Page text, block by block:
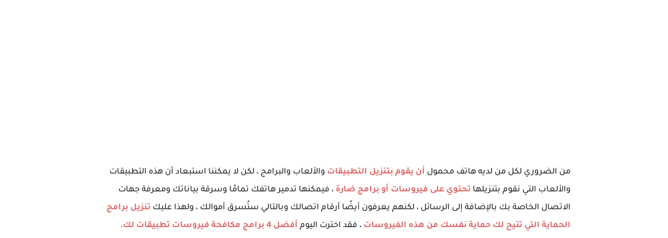
من الضروري لكل من لديه هاتف محمول أن يقوم بتنزيل التطبيقات والألعاب والبرامج ، لكن لا يمكننا استبعاد أن هذه التطبيقات
والألعاب التي نقوم بتنزيلها تحتوي على فيروسات أو برامج ضارة ، فيمكنها تدمير هاتفك تمامًا وسرقة بياناتك ومعرفة جهات
الاتصال الخاصة بك بالإضافة إلى الرسائل ، لكنهم يعرفون أيضًا أرقام اتصالك وبالتالي ستُسرق أموالك ، ولهذا عليك تنزيل برامج
الحماية التي تتيح لك حماية نفسك من هذه الفيروسات ، فقد اخترت اليوم أفضل 4 برامج مكافحة فيروسات تطبيقات لك .